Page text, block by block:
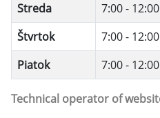
Streda
7:00 - 12:00
Štvrtok
7:00 - 12:00
Piatok
7:00 - 12:00
Technical operator of